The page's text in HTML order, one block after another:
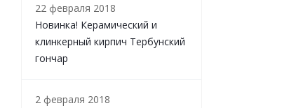
22 февраля 2018
Новинка! Керамический и
клинкерный кирпич Тербунский
гончар
2 февраля 2018